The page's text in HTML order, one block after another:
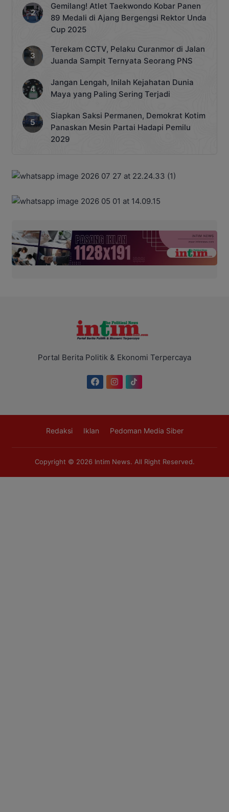
Gemilang! Atlet Taekwondo Kobar Panen
89 Medali di Ajang Bergengsi Rektor Unda
Cup 2025
Terekam CCTV, Pelaku Curanmor di Jalan
Juanda Sampit Ternyata Seorang PNS
Jangan Lengah, Inilah Kejahatan Dunia
Maya yang Paling Sering Terjadi
Siapkan Saksi Permanen, Demokrat Kotim
Panaskan Mesin Partai Hadapi Pemilu
2029
Portal Berita Politik & Ekonomi Terpercaya
Redaksi Iklan Pedoman Media Siber
Copyright © 2026 Intim News. All Right Reserved.